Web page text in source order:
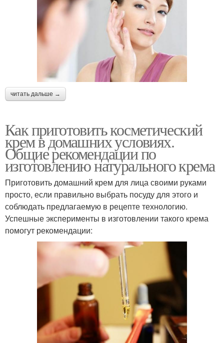
читать дальше →
Как приготовить косметический
крем в домашних условиях.
Общие рекомендации по
изготовлению натурального крема
Приготовить домашний крем для лица своими руками
просто, если правильно выбрать посуду для этого и
соблюдать предлагаемую в рецепте технологию.
Успешные эксперименты в изготовлении такого крема
помогут рекомендации: